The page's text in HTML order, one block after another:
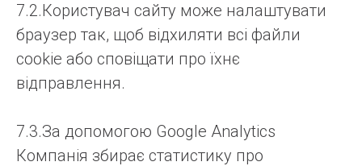
7.2.Користувач сайту може налаштувати
браузер так, щоб відхиляти всі файли
cookie або сповіщати про їхнє
відправлення.
7.3.За допомогою Google Analytics
Компанія збирає статистику про